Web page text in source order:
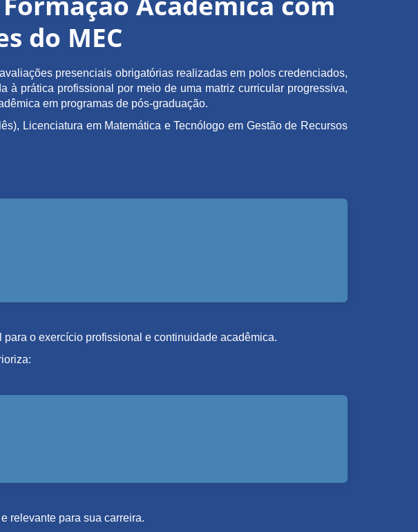
do MEC
presenciais obrigatórias realizadas em polos credenciados,
à prática profissional por meio de uma matriz curricular progressiva,
em programas de pós-graduação.
Licenciatura em Matemática e Tecnólogo em Gestão de Recursos
o exercício profissional e continuidade acadêmica.
relevante para sua carreira.